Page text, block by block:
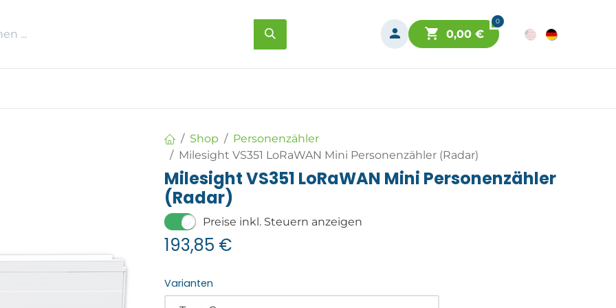
0
0,00€
Shop
Personenzähler
Milesight VS351 LoRaWAN Mini Personenzähler (Radar)
Milesight VS351 LoRaWAN Mini Personenzähler
(Radar)
Preise inkl. Steuern anzeigen
193,85 €
Varianten